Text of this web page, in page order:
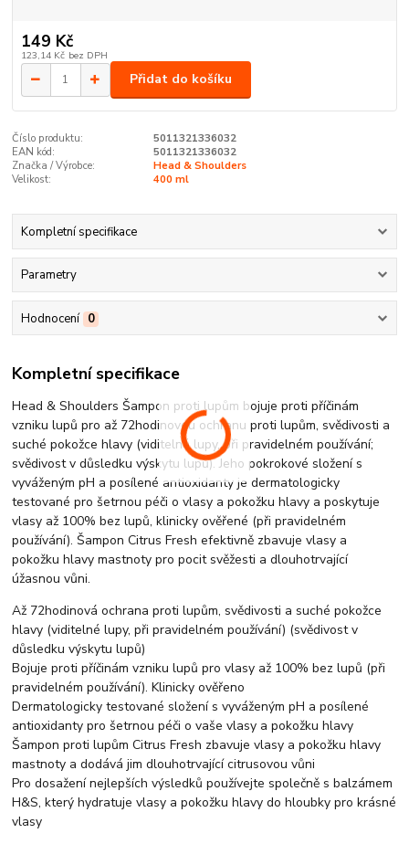
149 Kč
123,14 Kč bez DPH
Přidat do košíku
Číslo produktu:
5011321336032
EAN kód:
5011321336032
Značka / Výrobce:
Head & Shoulders
Velikost:
400 ml
Kompletní specifikace
Parametry
Hodnocení 0
Kompletní specifikace
Head & Shoulders Šampon proti lupům bojuje proti příčinám
vzniku lupů pro až 72hodinovou ochranu proti lupům, svědivosti a
suché pokožce hlavy (viditelné lupy, při pravidelném používání;
svědivost v důsledku výskytu lupů). Jeho pokrokové složení s
vyváženým pH a posílené antioxidanty je dermatologicky
testované pro šetrnou péči o vlasy a pokožku hlavy a poskytuje
vlasy až 100% bez lupů, klinicky ověřené (při pravidelném
používání). Šampon Citrus Fresh efektivně zbavuje vlasy a
pokožku hlavy mastnoty pro pocit svěžesti a dlouhotrvající
úžasnou vůni.
Až 72hodinová ochrana proti lupům, svědivosti a suché pokožce
hlavy (viditelné lupy, při pravidelném používání) (svědivost v
důsledku výskytu lupů)
Bojuje proti příčinám vzniku lupů pro vlasy až 100% bez lupů (při
pravidelném používání). Klinicky ověřeno
Dermatologicky testované složení s vyváženým pH a posílené
antioxidanty pro šetrnou péči o vaše vlasy a pokožku hlavy
Šampon proti lupům Citrus Fresh zbavuje vlasy a pokožku hlavy
mastnoty a dodává jim dlouhotrvající citrusovou vůni
Pro dosažení nejlepších výsledků používejte společně s balzámem
H&S, který hydratuje vlasy a pokožku hlavy do hloubky pro krásné
vlasy